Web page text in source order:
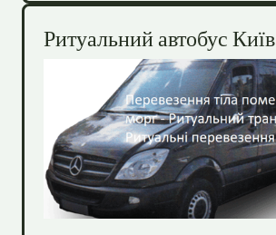
Ритуальний автобус Київ